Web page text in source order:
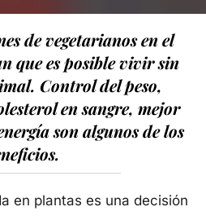
de vegetarianos en el
que es posible vivir sin
Control del peso,
en sangre, mejor
son algunos de los
en plantas es una decisión